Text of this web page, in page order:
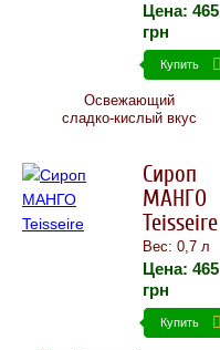
Цена: 465
грн
Купить
Освежающий
сладко-кислый вкус
Сироп
МАНГО
Teisseire
Вес: 0,7 л
Цена: 465
грн
Купить